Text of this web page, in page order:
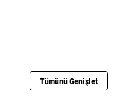
Tümünü Genişlet